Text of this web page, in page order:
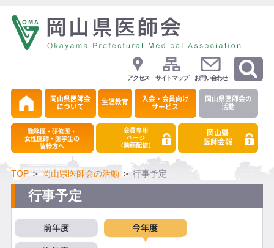
アクセス サイトマップ お問い合わせ
岡山県医師会
について
生涯教育
入会・会員向け
サービス
岡山県医師会の
活動
勤務医・研修医・
女性医師・医学生の
皆様方へ
会員専用
ページ
（動画配信）
岡山県
医師会報
TOP＞ 岡山県医師会の活動 ＞ 行事予定
行事予定